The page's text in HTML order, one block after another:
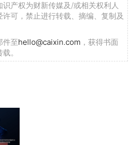
产权为财新传媒及/或相关权利人
可，禁止进行转载、摘编、复制及
件至hello@caixin.com ，获得书面
。